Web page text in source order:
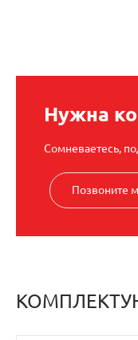
Нужна
Сомневаетесь,
Позвоните